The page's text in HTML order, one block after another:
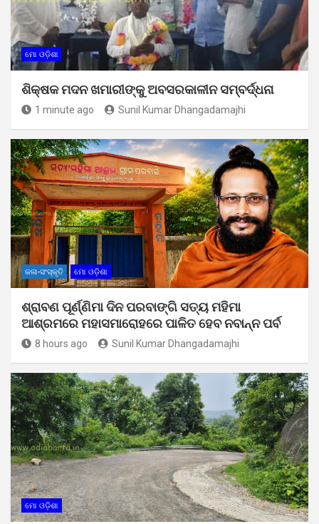
ମୋ ଓଡ଼ିଶା
ଶିକ୍ଷକ ମଦନ ଖମାରୀଙ୍କୁ ଅବସରକାଳୀନ ସମ୍ବର୍ଦ୍ଧନା
1 minute ago Sunil Kumar Dhangadamajhi
କଳା-ସଂସ୍କୃତି ମୋ ଓଡ଼ିଶା
ଶ୍ରାବଣ ପୂର୍ଣ୍ଣିମା ଦିନ ପରବାଙ୍ଗି ସତ୍ୟ ମହିମା
ଆଶ୍ରମରେ ମହାସମାରୋହରେ ପାଳିତ ହେବ ନବାନ୍ନ ପର୍ବ
8 hours ago Sunil Kumar Dhangadamajhi
ମୋ ଓଡ଼ିଶା